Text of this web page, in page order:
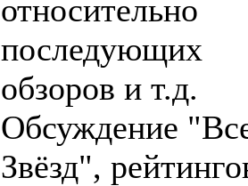
относительно
последующих
обзоров и т.д.
Обсуждение
Звёзд",